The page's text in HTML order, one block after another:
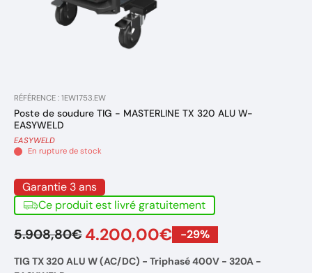
RÉFÉRENCE : 1EW1753.EW
Poste de soudure TIG - MASTERLINE TX 320 ALU W-
EASYWELD
EASYWELD
En rupture de stock
Garantie 3 ans
Ce produit est livré gratuitement
5.908,80€ 4.200,00€ -29%
TIG TX 320 ALU W (AC/DC) - Triphasé 400V - 320A -